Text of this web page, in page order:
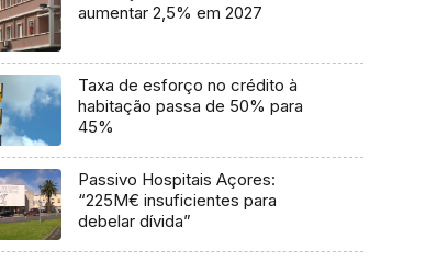
aumentar 2,5% em 2027
Taxa de esforço no crédito à
habitação passa de 50% para
45%
Passivo Hospitais Açores:
“225M€ insuficientes para
debelar dívida”